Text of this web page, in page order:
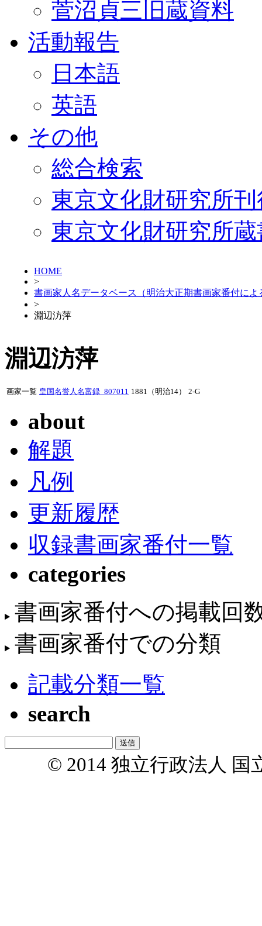
菅沼貞三旧蔵資料
活動報告
日本語
英語
その他
総合検索
東京文化財研究所
東京文化財研究所
HOME
>
書画家人名データベース（明治大正期書画家番付によ
>
淵辺汸萍
淵辺汸萍
画家一覧 皇国名誉人名富録_807011 1881（明治14） 2-G
about
解題
凡例
更新履歴
収録書画家番付一覧
categories
書画家番付への掲載回
書画家番付での分類
記載分類一覧
search
© 2014 独立行政法人 国